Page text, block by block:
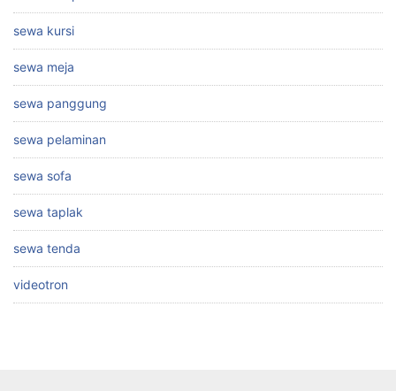
sewa kursi
sewa meja
sewa panggung
sewa pelaminan
sewa sofa
sewa taplak
sewa tenda
videotron